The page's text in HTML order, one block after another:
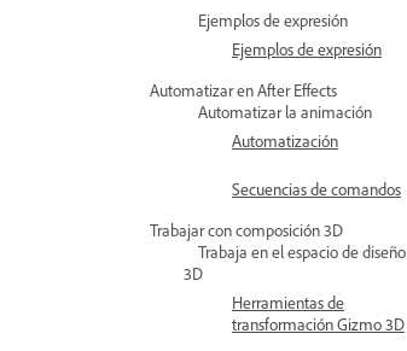
Ejemplos de expresión
Ejemplos de expresión
Automatizar en After Effects
Automatizar la animación
Automatización
Secuencias de comandos
Trabajar con composición 3D
Trabaja en el espacio de diseño
3D
Herramientas de
transformación Gizmo 3D